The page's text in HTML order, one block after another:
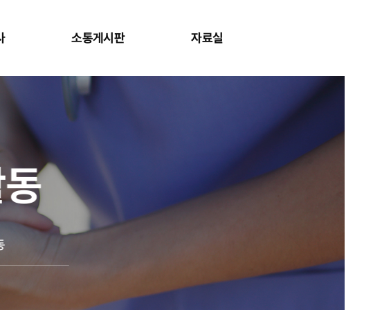
소통게시판 자료실